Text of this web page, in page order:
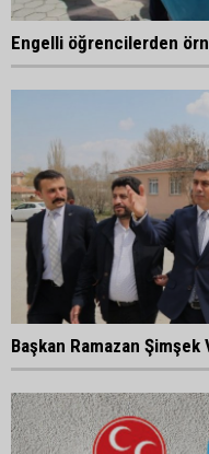
Engelli öğrencilerden
Başkan Ramazan